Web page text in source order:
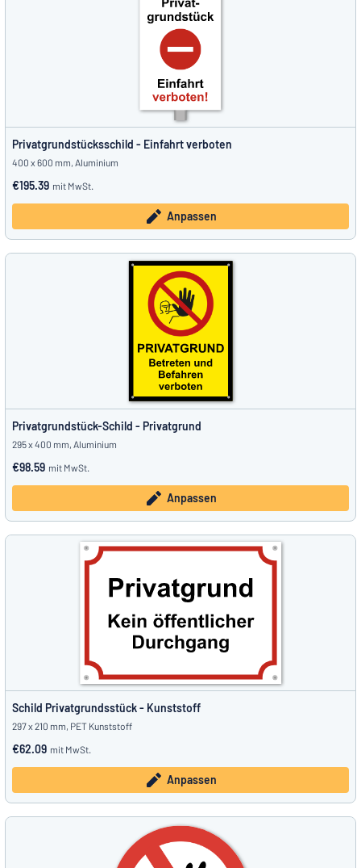
Privatgrundstücksschild - Einfahrt verboten
400 x 600 mm, Aluminium
€195.39 mit MwSt.
Anpassen
Privatgrundstück-Schild - Privatgrund
295 x 400 mm, Aluminium
€98.59 mit MwSt.
Anpassen
Schild Privatgrundsstück - Kunststoff
297 x 210 mm, PET Kunststoff
€62.09 mit MwSt.
Anpassen